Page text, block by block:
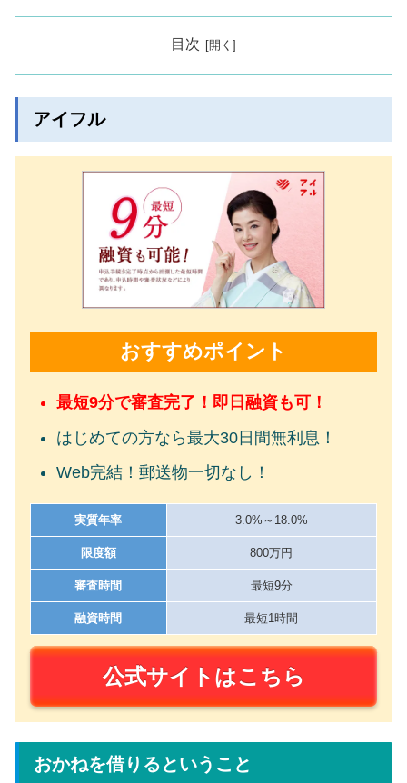
目次
アイフル
おすすめポイント
最短9分で審査完了！即日融資も可！
はじめての方なら最大30日間無利息！
Web完結！郵送物一切なし！
実質年率 3.0%～18.0%
限度額 800万円
審査時間 最短9分
融資時間 最短1時間
公式サイトはこちら
おかねを借りるということ